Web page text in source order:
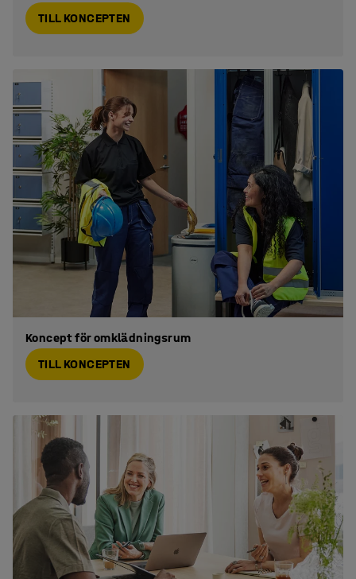
TILL KONCEPTEN
Koncept för omklädningsrum
TILL KONCEPTEN